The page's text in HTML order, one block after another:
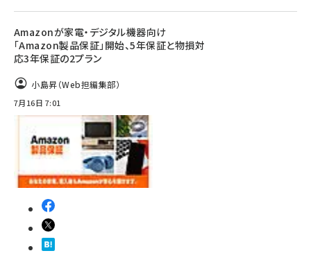
Amazonが家電・デジタル機器向け
「Amazon製品保証」開始、5年保証と物損対
応3年保証の2プラン
小島昇（Web担編集部）
7月16日 7:01